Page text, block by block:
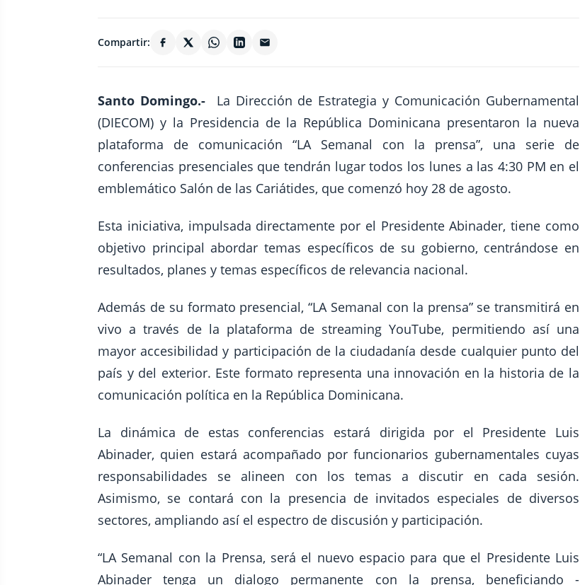
Compartir:
Santo Domingo.-
La Dirección de Estrategia y Comunicación Gubernamental
(DIECOM) y la Presidencia de la República Dominicana presentaron la nueva
plataforma de comunicación “LA Semanal con la prensa”, una serie de
conferencias presenciales que tendrán lugar todos los lunes a las 4:30 PM en el
emblemático Salón de las Cariátides, que comenzó hoy 28 de agosto.
Esta iniciativa, impulsada directamente por el Presidente Abinader, tiene como
objetivo principal abordar temas específicos de su gobierno, centrándose en
resultados, planes y temas específicos de relevancia nacional.
Además de su formato presencial, “LA Semanal con la prensa” se transmitirá en
vivo a través de la plataforma de streaming YouTube, permitiendo así una
mayor accesibilidad y participación de la ciudadanía desde cualquier punto del
país y del exterior. Este formato representa una innovación en la historia de la
comunicación política en la República Dominicana.
La dinámica de estas conferencias estará dirigida por el Presidente Luis
Abinader, quien estará acompañado por funcionarios gubernamentales cuyas
responsabilidades se alineen con los temas a discutir en cada sesión.
Asimismo, se contará con la presencia de invitados especiales de diversos
sectores, ampliando así el espectro de discusión y participación.
“LA Semanal con la Prensa, será el nuevo espacio para que el Presidente Luis
Abinader tenga un dialogo permanente con la prensa, beneficiando -